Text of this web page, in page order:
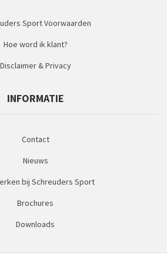
Sport Voorwaarden
Hoe word ik klant?
Disclaimer & Privacy
INFORMATIE
Contact
Nieuws
bij Schreuders Sport
Brochures
Downloads